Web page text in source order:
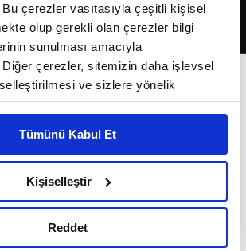
Bu çerezler vasıtasıyla çeşitli kişisel
olup gerekli olan çerezler bilgi
sunulması amacıyla
Diğer çerezler, sitemizin daha işlevsel
ve sizlere yönelik
faaliyetlerinin yapılması, amaçlarıyla
çerez paneli vasıtasıyla
Çerezlere ilişkin detaylı bilgi için
tıklayabilir,Çerez Bilgilendirme
edebilirsiniz.
Tümünü Kabul Et
Kişiselleştir
Reddet